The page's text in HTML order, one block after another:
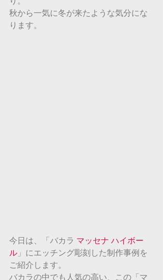
秋から一気に冬が来たような気分にな
ります。
今日は、「バカラ マッセナ ハイボー
ル 」にエッチング彫刻した制作事例を
ご紹介します。
バカラの中でも人気の高い、この「マ